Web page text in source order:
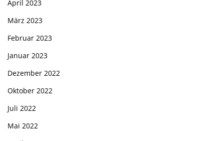
April 2023
März 2023
Februar 2023
Januar 2023
Dezember 2022
Oktober 2022
Juli 2022
Mai 2022